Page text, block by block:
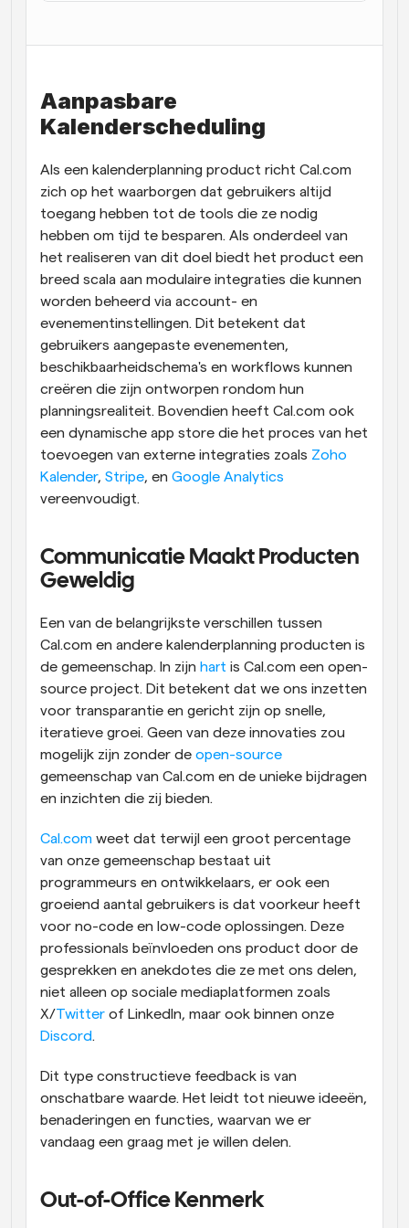
Supercharged planning met AI-gestuurde
Automatiseer planning en herinneringen
Blog
Blijf op de hoogte van het laatste nieuws en updates
Ontmoet cliënten binnen enkele minuten
Boek naadloos vergaderingen met meerdere mensen
Ontvang een melding wanneer er iets gebeurt
Aanpasbare
Kalenderscheduling
Als een kalenderplanning product richt Cal.com
zich op het waarborgen dat gebruikers altijd
toegang hebben tot de tools die ze nodig
hebben om tijd te besparen. Als onderdeel van
het realiseren van dit doel biedt het product een
breed scala aan modulaire integraties die kunnen
worden beheerd via account- en
evenementinstellingen. Dit betekent dat
gebruikers aangepaste evenementen,
beschikbaarheidschema's en workflows kunnen
creëren die zijn ontworpen rondom hun
planningsrealiteit. Bovendien heeft Cal.com ook
een dynamische app store die het proces van het
toevoegen van externe integraties zoals Zoho
Kalender, Stripe, en Google Analytics
vereenvoudigt.
Communicatie Maakt Producten
Geweldig
Een van de belangrijkste verschillen tussen
Cal.com en andere kalenderplanning producten is
de gemeenschap. In zijn hart is Cal.com een open-
source project. Dit betekent dat we ons inzetten
voor transparantie en gericht zijn op snelle,
iteratieve groei. Geen van deze innovaties zou
mogelijk zijn zonder de open-source
gemeenschap van Cal.com en de unieke bijdragen
en inzichten die zij bieden.
Cal.com weet dat terwijl een groot percentage
van onze gemeenschap bestaat uit
programmeurs en ontwikkelaars, er ook een
groeiend aantal gebruikers is dat voorkeur heeft
voor no-code en low-code oplossingen. Deze
professionals beïnvloeden ons product door de
gesprekken en anekdotes die ze met ons delen,
niet alleen op sociale mediaplatformen zoals
X/Twitter
Discord.
Dit type constructieve feedback is van
onschatbare waarde. Het leidt tot nieuwe ideeën,
benaderingen en functies, waarvan we er
vandaag een graag met je willen delen.
Out-of-Office Kenmerk